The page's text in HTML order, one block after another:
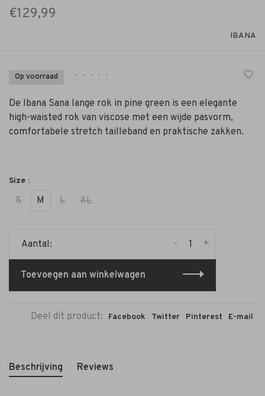
€129,99
IBANA
Op voorraad • • • • •
De Ibana Sana lange rok in pine green is een elegante
high-waisted rok van viscose met een wijde pasvorm,
comfortabele stretch tailleband en praktische zakken.
Size :
S M L XL
Aantal: +
-
Toevoegen aan winkelwagen
Deel dit product: Facebook Twitter Pinterest E-mail
Beschrijving Reviews